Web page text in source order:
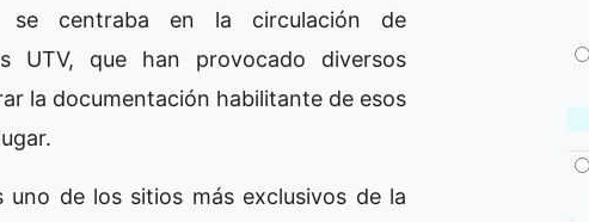
se centraba en la circulación de
UTV, que han provocado diversos
la documentación habilitante de esos
de los sitios más exclusivos de la